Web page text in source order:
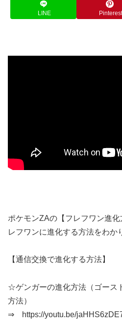
LINE Pinterest
ポケモンZAの【フレフワン進
レフワンに進化する方法をわか
【通信交換で進化する方法】
☆ゲンガーの進化方法（ゴース
方法）
⇒ https://youtu.be/